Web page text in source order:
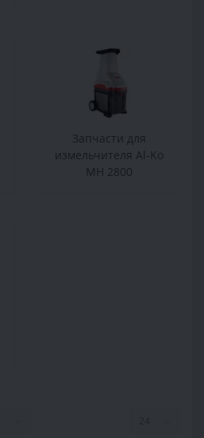
Запчасти для
измельчителя Al-Ko
MH 2800